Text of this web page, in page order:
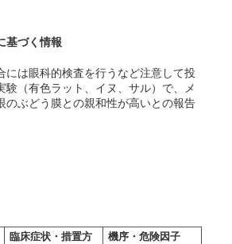
づく情報
には眼科的検査を行うなど注意して投
験（有色ラット、イヌ、サル）で、メ
のぶどう膜との親和性が高いとの報告
臨床症状・措置方
機序・危険因子